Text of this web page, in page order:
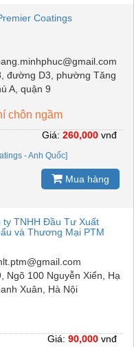
Coatings
đường D3, phường Tăng
A, quận 9
chôn ngầm
- Anh Quốc]
Giá: 260,000 vnđ
Mua hàng
ty TNHH Đầu Tư Xuất
và Thương Mại PTM
Ngõ 100 Nguyễn Xiển, Hạ
Xuân, Hà Nội
Giá: 90,000 vnđ